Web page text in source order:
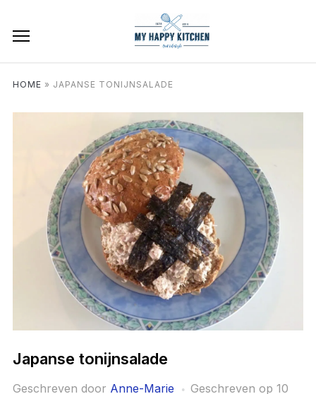
HOME » JAPANSE TONIJNSALADE
Japanse tonijnsalade
Geschreven door Anne-Marie Geschreven op 10